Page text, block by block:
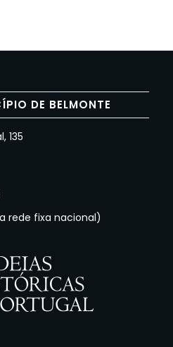
DE BELMONTE
135
rede fixa nacional)